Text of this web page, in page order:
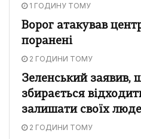
1 ГОДИНУ ТОМУ
Ворог атакував
поранені
2 ГОДИНИ ТОМУ
Зеленський заявив,
збирається
залишати своїх
2 ГОДИНИ ТОМУ